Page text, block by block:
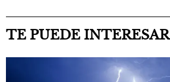
TE PUEDE INTERESAR